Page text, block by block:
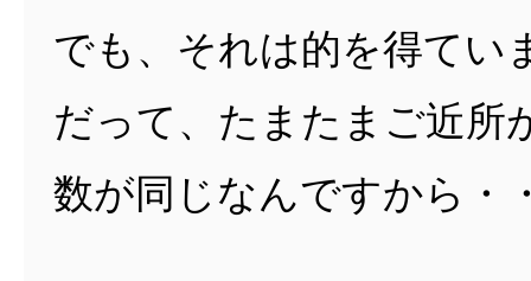
でも、それは的を得てい
だって、たまたまご近所
数が同じなんですから・